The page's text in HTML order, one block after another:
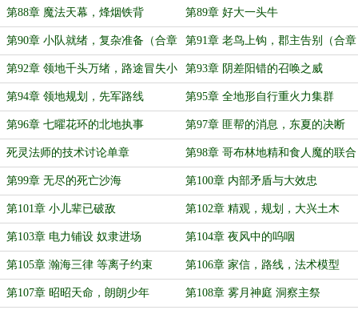
第88章 魔法天幕，烽烟铁背 第89章 好大一头牛
第90章 小队就绪，复杂准备（合章
4K）
第91章 老鸟上钩，郡主告别（合章
4K）
第92章 领地千头万绪，路途冒失小
牛
第93章 阴差阳错的召唤之威
第94章 领地规划，先军路线 第95章 全地形自行重火力集群
第96章 七曜花环的北地执事 第97章 匪帮的消息，东夏的决断
死灵法师的技术讨论单章 第98章 哥布林地精和食人魔的联合
入侵
第99章 无尽的死亡沙海 第100章 内部矛盾与大效忠
第101章 小儿辈已破敌 第102章 精观，规划，大兴土木
第103章 电力铺设 奴隶进场 第104章 夜风中的呜咽
第105章 瀚海三律 等离子约束 第106章 家信，路线，法术模型
第107章 昭昭天命，朗朗少年 第108章 雾月神庭 洞察主祭